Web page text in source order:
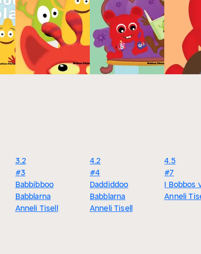
3.2
#3
Babbibboo
Babblarna
Anneli Tisell
4.2
#4
Daddiddoo
Babblarna
Anneli Tisell
4.5
#7
I Bobbos
Anneli